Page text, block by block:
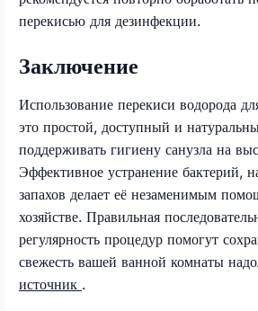
перекисью для дезинфекции.
Заключение
Использование перекиси водорода
это простой, доступный и
поддерживать гигиену санузла на
Эффективное устранение бактерий,
запахов делает её незаменимым
хозяйстве. Правильная
регулярность процедур помогут
свежесть вашей ванной комнаты
источник .